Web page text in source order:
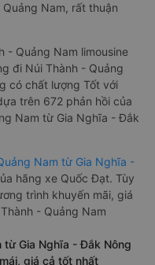
Nam, rất thuận
- Quảng Nam limousine
đi Núi Thành - Quảng
có chất lượng Tốt với
trên 672 phản hồi của
Nam từ Gia Nghĩa - Đắk
Nam từ Gia Nghĩa -
hãng xe Quốc Đạt. Tùy
trình khuyến mãi, giá
- Quảng Nam
từ Gia Nghĩa - Đắk Nông
giá cả tốt nhất